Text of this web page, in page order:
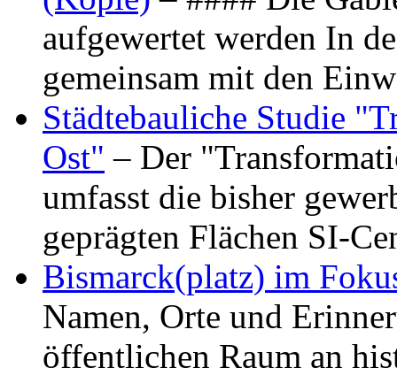
aufgewertet werden In
gemeinsam mit den
Städtebauliche Studie
Ost" – Der
umfasst die bisher
geprägten Flächen SI-
Bismarck(platz) im
Namen, Orte und
öffentlichen Raum an